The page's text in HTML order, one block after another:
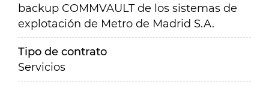
backup COMMVAULT de los sistemas de
explotación de Metro de Madrid S.A.
Tipo de contrato
Servicios